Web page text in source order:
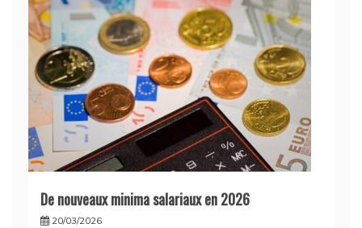
De nouveaux minima salariaux en 2026
20/03/2026